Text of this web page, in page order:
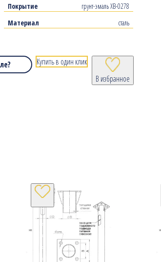
Покрытие
грунт-эмаль ХВ-0278
Материал
сталь
В избранное
Купить в один клик